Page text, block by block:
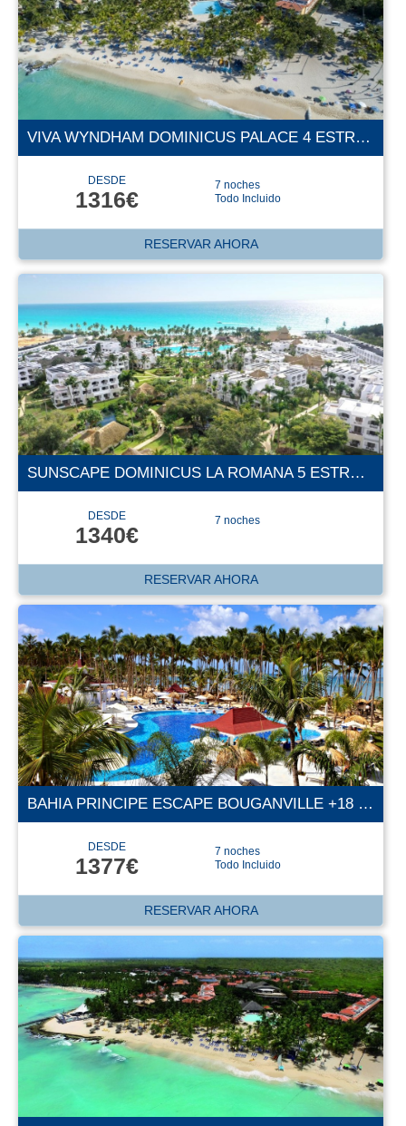
VIVA WYNDHAM DOMINICUS PALACE 4 ESTRELLAS
DESDE
1316€
7 noches
Todo Incluido
RESERVAR AHORA
SUNSCAPE DOMINICUS LA ROMANA 5 ESTRELLAS
DESDE
1340€
7 noches
RESERVAR AHORA
BAHIA PRINCIPE ESCAPE BOUGANVILLE +18 5E
DESDE
1377€
7 noches
Todo Incluido
RESERVAR AHORA